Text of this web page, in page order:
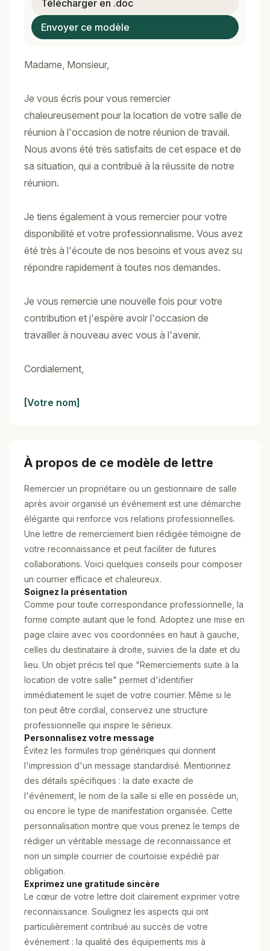
Télécharger en .doc
Envoyer ce modèle
Madame, Monsieur,
Je vous écris pour vous remercier
chaleureusement pour la location de votre salle de
réunion à l'occasion de notre réunion de travail.
Nous avons été très satisfaits de cet espace et de
sa situation, qui a contribué à la réussite de notre
réunion.
Je tiens également à vous remercier pour votre
disponibilité et votre professionnalisme. Vous avez
été très à l'écoute de nos besoins et vous avez su
répondre rapidement à toutes nos demandes.
Je vous remercie une nouvelle fois pour votre
contribution et j'espère avoir l'occasion de
travailler à nouveau avec vous à l'avenir.
Cordialement,
[Votre nom]
À propos de ce modèle de lettre
Remercier un propriétaire ou un gestionnaire de salle
après avoir organisé un événement est une démarche
élégante qui renforce vos relations professionnelles.
Une lettre de remerciement bien rédigée témoigne de
votre reconnaissance et peut faciliter de futures
collaborations. Voici quelques conseils pour composer
un courrier efficace et chaleureux.
Soignez la présentation
Comme pour toute correspondance professionnelle, la
forme compte autant que le fond. Adoptez une mise en
page claire avec vos coordonnées en haut à gauche,
celles du destinataire à droite, suivies de la date et du
lieu. Un objet précis tel que "Remerciements suite à la
location de votre salle" permet d'identifier
immédiatement le sujet de votre courrier. Même si le
ton peut être cordial, conservez une structure
professionnelle qui inspire le sérieux.
Personnalisez votre message
Évitez les formules trop génériques qui donnent
l'impression d'un message standardisé. Mentionnez
des détails spécifiques : la date exacte de
l'événement, le nom de la salle si elle en possède un,
ou encore le type de manifestation organisée. Cette
personnalisation montre que vous prenez le temps de
rédiger un véritable message de reconnaissance et
non un simple courrier de courtoisie expédié par
obligation.
Exprimez une gratitude sincère
Le cœur de votre lettre doit clairement exprimer votre
reconnaissance. Soulignez les aspects qui ont
particulièrement contribué au succès de votre
événement : la qualité des équipements mis à